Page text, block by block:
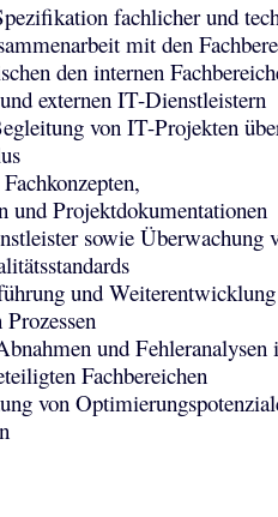
fachlicher und
mit den
den internen
externen IT-Dienstleistern
von IT-Projekten
und Projektdokumentationen
sowie Überwachung
und
und Fehleranalysen
Fachbereichen
von